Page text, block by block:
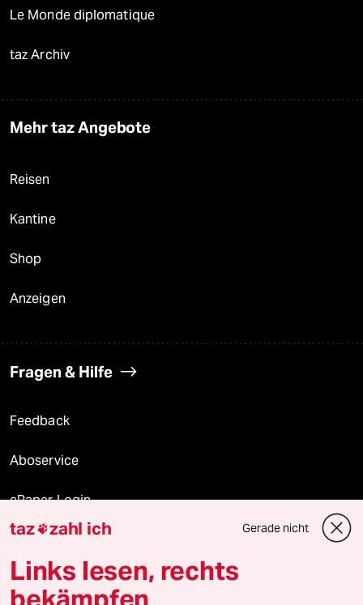
Le Monde diplomatique
taz Archiv
Mehr taz Angebote
Reisen
Kantine
Shop
Anzeigen
Fragen & Hilfe
Feedback
Aboservice
ePaper Login
Downloads für Abonnierende
taz zahl ich Gerade nicht
Links lesen, rechts